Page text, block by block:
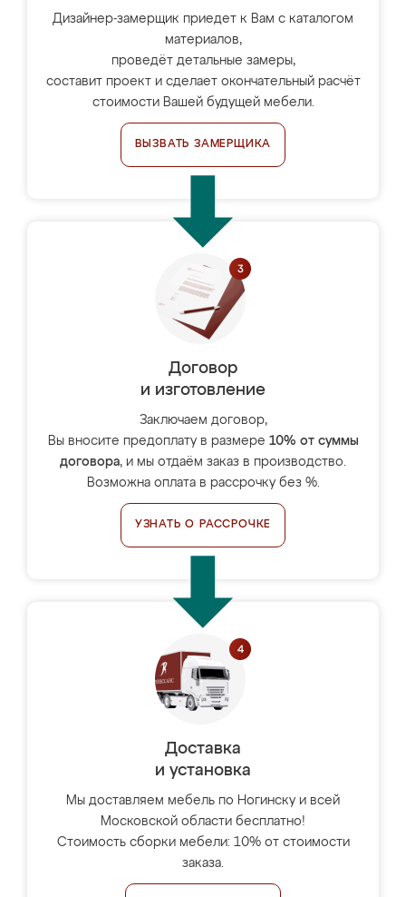
Дизайнер-замерщик приедет к Вам с каталогом
материалов,
проведёт детальные замеры,
составит проект и сделает окончательный расчёт
стоимости Вашей будущей мебели.
ВЫЗВАТЬ ЗАМЕРЩИКА
Договор
и изготовление
Заключаем договор,
Вы вносите предоплату в размере 10% от суммы
договора, и мы отдаём заказ в производство.
Возможна оплата в рассрочку без %.
УЗНАТЬ О РАССРОЧКЕ
Доставка
и установка
Мы доставляем мебель по Ногинску и всей
Московской области бесплатно!
Стоимость сборки мебели: 10% от стоимости
заказа.